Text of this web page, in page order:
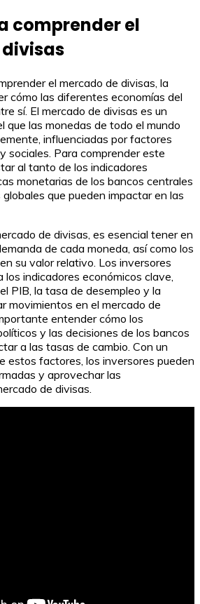
comprender el
el mercado de divisas, la
cómo las diferentes economías del
sí. El mercado de divisas es un
que las monedas de todo el mundo
influenciadas por factores
sociales. Para comprender este
al tanto de los indicadores
monetarias de los bancos centrales
que pueden impactar en las
de divisas, es esencial tener en
de cada moneda, así como los
su valor relativo. Los inversores
indicadores económicos clave,
PIB, la tasa de desempleo y la
movimientos en el mercado de
entender cómo los
y las decisiones de los bancos
a las tasas de cambio. Con un
estos factores, los inversores pueden
y aprovechar las
de divisas.